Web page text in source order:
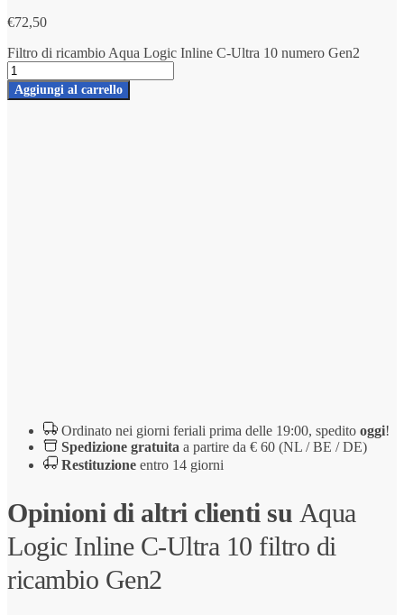
€72,50
Filtro di ricambio Aqua Logic Inline C-Ultra 10 numero Gen2
Aggiungi al carrello
Ordinato nei giorni feriali prima delle 19:00, spedito oggi!
Spedizione gratuita a partire da € 60 (NL / BE / DE)
Restituzione entro 14 giorni
Opinioni di altri clienti su Aqua
Logic Inline C-Ultra 10 filtro di
ricambio Gen2